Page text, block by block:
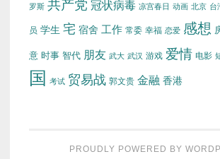
罗斯 共产党 冠状病毒 凉宫春日 动画 北京 台
员 学生 宅 宿舍 工作 常委 幸福 恋爱 感想
意 时事 智代 朋友 武大 武汉 游戏 爱情 电影
国 考试 贸易战 郭文贵 金融 香港
PROUDLY POWERED BY